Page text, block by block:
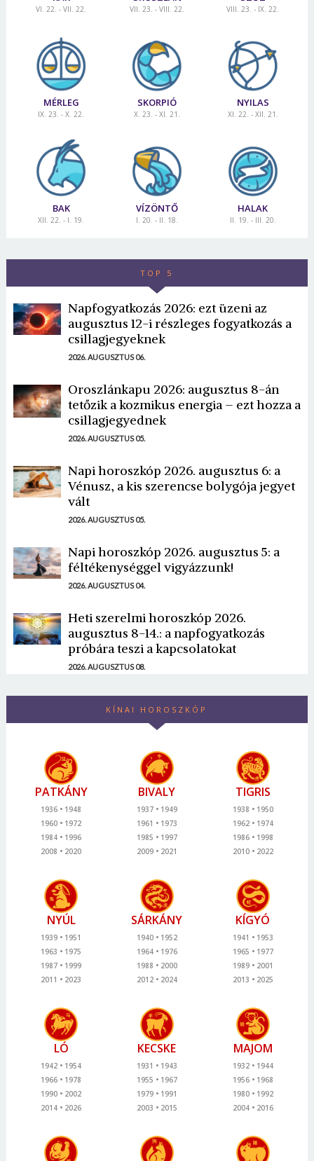
VI. 22. - VII. 22. VII. 23. - VIII. 22. VIII. 23. - IX. 22.
MÉRLEG
IX. 23. - X. 22.
SKORPIÓ
X. 23. - XI. 21.
NYILAS
XI. 22. - XII. 21.
BAK
XII. 22. - I. 19.
VÍZÖNTŐ
I. 20. - II. 18.
HALAK
II. 19. - III. 20.
TOP 5
Napfogyatkozás 2026: ezt üzeni az
augusztus 12-i részleges fogyatkozás a
csillagjegyeknek
2026. AUGUSZTUS 06.
Oroszlánkapu 2026: augusztus 8-án
tetőzik a kozmikus energia – ezt hozza a
csillagjegyednek
2026. AUGUSZTUS 05.
Napi horoszkóp 2026. augusztus 6: a
Vénusz, a kis szerencse bolygója jegyet
vált
2026. AUGUSZTUS 05.
Napi horoszkóp 2026. augusztus 5: a
féltékenységgel vigyázzunk!
2026. AUGUSZTUS 04.
Heti szerelmi horoszkóp 2026.
augusztus 8-14.: a napfogyatkozás
próbára teszi a kapcsolatokat
2026. AUGUSZTUS 08.
KÍNAI HOROSZKÓP
PATKÁNY
1936
1948
1960
1972
1984
1996
2008
2020
BIVALY
1937
1949
1961
1973
1985
1997
2009
2021
TIGRIS
1938
1950
1962
1974
1986
1998
2010
2022
NYÚL
1939
1951
1963
1975
1987
1999
2011
2023
SÁRKÁNY
1940
1952
1964
1976
1988
2000
2012
2024
KÍGYÓ
1941
1953
1965
1977
1989
2001
2013
2025
LÓ
1942
1954
1966
1978
1990
2002
2014
2026
KECSKE
1931
1943
1955
1967
1979
1991
2003
2015
MAJOM
1932
1944
1956
1968
1980
1992
2004
2016